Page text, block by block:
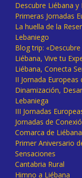
Descubre Liébana y
Primeras Jornadas
La huella de la
Lebaniego
Blog trip: «Descubre
Liébana, Vive tu
Liébana, Conecta
II Jornada
Dinamización,
Lebaniega
III Jornadas
Jornadas de
Comarca de Liébana
Primer Aniversario
Sensaciones
Cantabria Rural
Himno a Liébana